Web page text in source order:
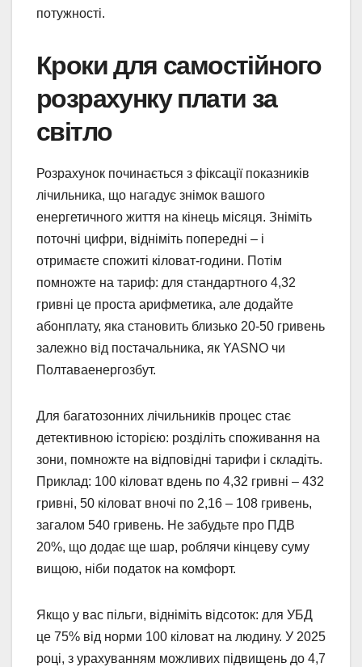
потужності.
Кроки для самостійного
розрахунку плати за
світло
Розрахунок починається з фіксації показників
лічильника, що нагадує знімок вашого
енергетичного життя на кінець місяця. Зніміть
поточні цифри, відніміть попередні – і
отримаєте спожиті кіловат-години. Потім
помножте на тариф: для стандартного 4,32
гривні це проста арифметика, але додайте
абонплату, яка становить близько 20-50 гривень
залежно від постачальника, як YASNO чи
Полтаваенергозбут.
Для багатозонних лічильників процес стає
детективною історією: розділіть споживання на
зони, помножте на відповідні тарифи і складіть.
Приклад: 100 кіловат вдень по 4,32 гривні – 432
гривні, 50 кіловат вночі по 2,16 – 108 гривень,
загалом 540 гривень. Не забудьте про ПДВ
20%, що додає ще шар, роблячи кінцеву суму
вищою, ніби податок на комфорт.
Якщо у вас пільги, відніміть відсоток: для УБД
це 75% від норми 100 кіловат на людину. У 2025
році, з урахуванням можливих підвищень до 4,7